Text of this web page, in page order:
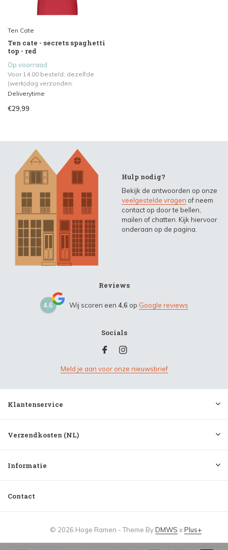
Ten Cate
Ten cate - secrets spaghetti
top - red
Op voorraad
Voor 14.00 besteld, dezelfde
(werk)dag verzonden.
Deliverytime
€29,99
Hulp nodig?
Bekijk de antwoorden op onze
veelgestelde vragen of neem
contact op door te bellen,
mailen of chatten. Kijk hiervoor
onderaan op de pagina.
Reviews
4,6 Wij scoren een 4,6 op Google reviews
Socials
Meld je aan voor onze nieuwsbrief
Klantenservice
Verzendkosten (NL)
Informatie
Contact
© 2026 Hoge Ramen - Theme ByDMWS xPlus+